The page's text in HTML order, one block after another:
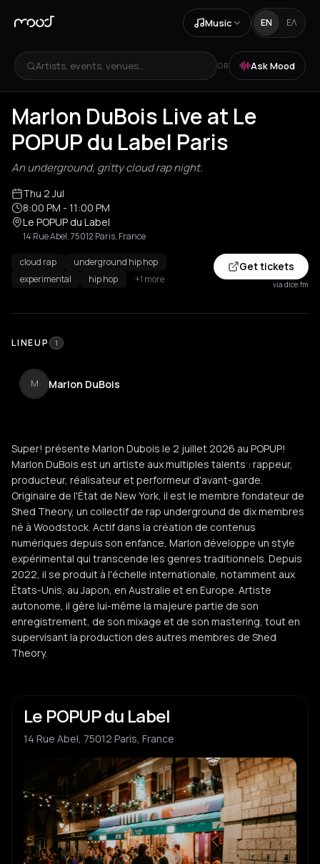
Music EN ΕΛ
Artists, events, venues... OR Ask Mood
Marlon DuBois Live at Le
POPUP du Label Paris
An underground, gritty cloud rap night.
Thu 2 Jul
8:00 PM - 11:00 PM
Le POPUP du Label
14 Rue Abel, 75012 Paris, France
cloud rap
underground hip hop
experimental
hip hop +1 more
Get tickets
via dice.fm
LINEUP 1
M Marlon DuBois
Super! présente Marlon Dubois le 2 juillet 2026 au POPUP!
Marlon DuBois est un artiste aux multiples talents : rappeur,
producteur, réalisateur et performeur d'avant-garde.
Originaire de l'État de New York, il est le membre fondateur de
Shed Theory, un collectif de rap underground de dix membres
né à Woodstock. Actif dans la création de contenus
numériques depuis son enfance, Marlon développe un style
expérimental qui transcende les genres traditionnels. Depuis
2022, il se produit à l'échelle internationale, notamment aux
États-Unis, au Japon, en Australie et en Europe. Artiste
autonome, il gère lui-même la majeure partie de son
enregistrement, de son mixage et de son mastering, tout en
supervisant la production des autres membres de Shed
Theory.
Le POPUP du Label
14 Rue Abel, 75012 Paris, France